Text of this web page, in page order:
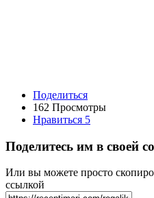
Поделиться
162 Просмотры
Нравиться 5
Поделитесь им в своей
Или вы можете просто
ссылкой